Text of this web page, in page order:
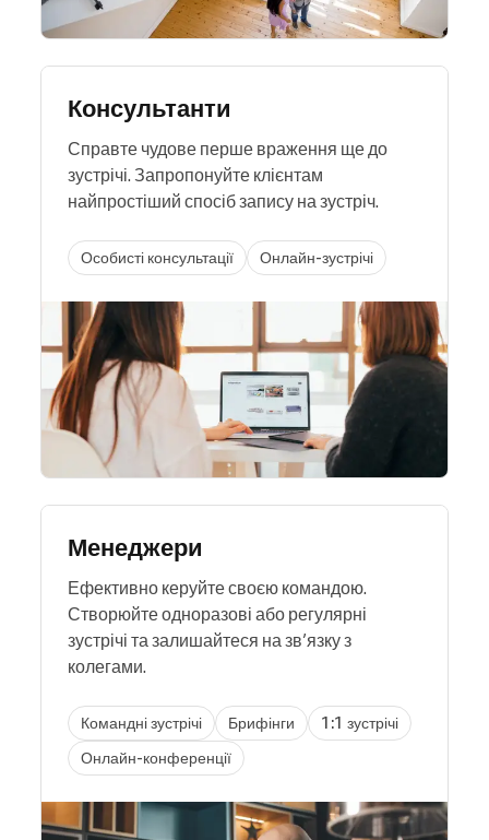
Консультанти
Справте чудове перше враження ще до
зустрічі. Запропонуйте клієнтам
найпростіший спосіб запису на зустріч.
Особисті консультації Онлайн-зустрічі
Менеджери
Ефективно керуйте своєю командою.
Створюйте одноразові або регулярні
зустрічі та залишайтеся на зв’язку з
колегами.
Командні зустрічі Брифінги
1:1 зустрічі
Онлайн-конференції